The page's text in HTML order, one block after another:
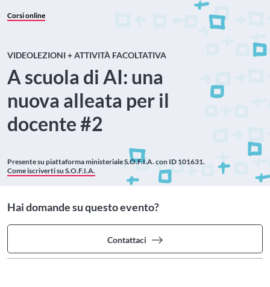
Corsi online
VIDEOLEZIONI + ATTIVITÀ FACOLTATIVA
A scuola di AI: una
nuova alleata per il
docente #2
Presente su piattaforma ministerialeS.O.F.I.A. con ID 101631.
Come iscriverti su S.O.F.I.A.
Hai domande su questo evento?
Contattaci